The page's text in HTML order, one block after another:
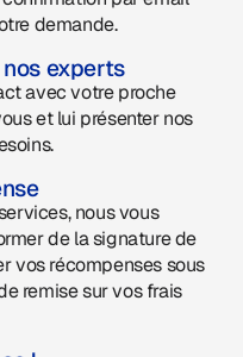
demande.
experts
avec votre proche
et lui présenter nos
nous vous
de la signature de
vos récompenses sous
remise sur vos frais